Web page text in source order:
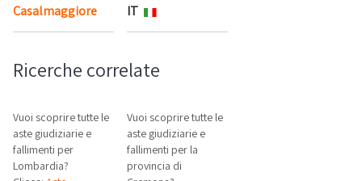
Casalmaggiore Mappa
IT
Ricerche correlate
Vuoi scoprire tutte le
aste giudiziarie e
fallimenti per
Lombardia?
Vuoi scoprire tutte le
aste giudiziarie e
fallimenti per la
provincia di